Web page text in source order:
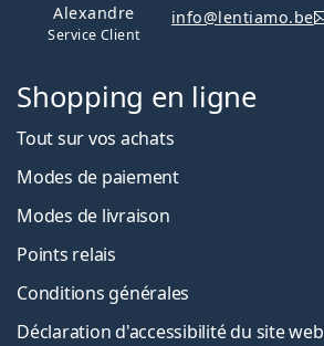
Alexandre
Service Client
info@lentiamo.be
Shopping en ligne
Tout sur vos achats
Modes de paiement
Modes de livraison
Points relais
Conditions générales
Déclaration d'accessibilité du site web